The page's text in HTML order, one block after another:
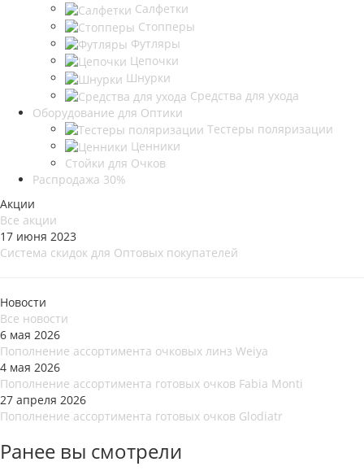
Салфетки
Стопперы
Футляры
Цепочки
Шнурки
Средства для ухода
Оборудование для Оптики
Тестеры поляризации
Ценники
Стойки для Очков
Распродажа 30%
Акции
Все акции
17 июня 2023
Система скидок для Оптовых покупателей
Новости
Все новости
6 мая 2026
Пополнение ассортимента очковых линз Weiya
4 мая 2026
Пополнение ассортимента готовых очков Fabia Monti
27 апреля 2026
Пополнение ассортимента готовых очков Glodiatr
Ранее вы смотрели